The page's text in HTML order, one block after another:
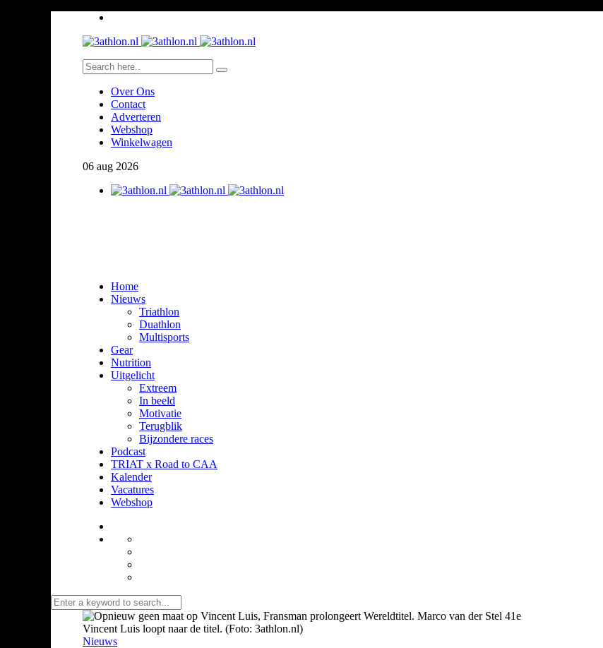
Over Ons
Contact
Adverteren
Webshop
Winkelwagen
06 aug 2026
Home
Nieuws
Triathlon
Duathlon
Multisports
Gear
Nutrition
Uitgelicht
Extreem
In beeld
Motivatie
Terugblik
Bijzondere races
Podcast
TRIAT x Road to CAA
Kalender
Vacatures
Webshop
Vincent Luis loopt naar de titel. (Foto: 3athlon.nl)
Nieuws